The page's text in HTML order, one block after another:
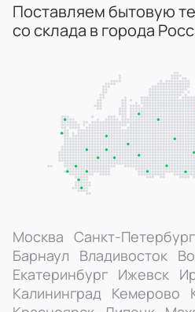
Поставляем бытовую
со склада в города
Москва Санкт-Петербург
Барнаул
Владивосток
Екатеринбург Ижевск
Калининград Кемерово